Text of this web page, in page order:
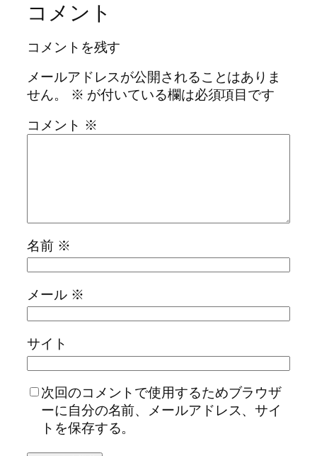
コメント
コメントを残す
メールアドレスが公開されることはありま
せん。
※ が付いている欄は必須項目です
コメント ※
名前 ※
メール ※
サイト
次回のコメントで使用するためブラウザ
ーに自分の名前、メールアドレス、サイ
トを保存する。